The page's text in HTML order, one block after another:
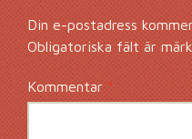
Din e-postadress
Obligatoriska fält är
Kommentar*